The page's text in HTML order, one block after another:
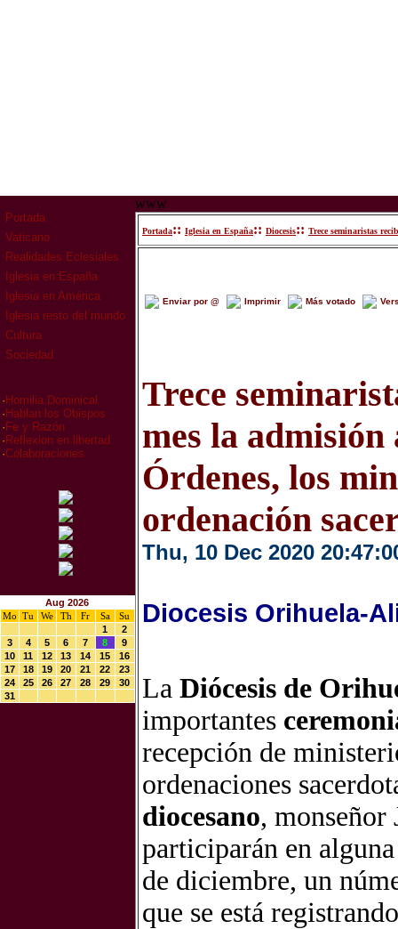
Portada
Vaticano
Realidades Eclesiales
Iglesia en España
Iglesia en América
Iglesia resto del mundo
Cultura
Sociedad
· Homilia Dominical
· Hablan los Obispos
· Fe y Razón
· Reflexion en libertad
·Colaboraciones
Aug 2026
Mo
Tu We Th Fr Sa
Su
1
2
3
4 5 6 7 8
9
10
11 12 13 14 15
16
17
18 19 20 21 22
23
24
25 26 27 28 29
30
31
www
Portada:: Iglesia en España:: Diocesis:: Trece seminaristas
Enviar por @ Imprimir Más votado
Trece
mes la admisión
Órdenes, los
ordenación
Thu, 10 Dec 2020
Diocesis Orihuela-
La Diócesis de
importantes
recepción de
ordenaciones
diocesano,
participarán en
de diciembre, un
que se está